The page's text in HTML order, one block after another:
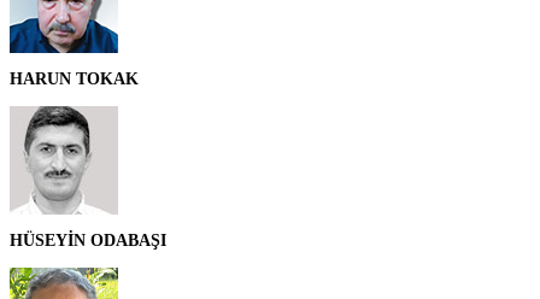
HARUN TOKAK
HÜSEYİN ODABAŞI